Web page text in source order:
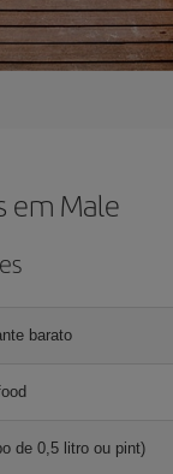
em Male
barato
de 0,5 litro ou pint)